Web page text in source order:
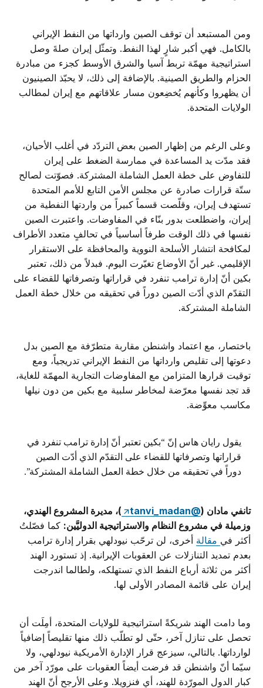
ومن المستبعد أن توقف الصين وارداتها من النفط الإيراني
بالكامل. فهي أكبر شارٍ لهذا النفط. وتمثّل إيران صلةَ وصل
استراتيجية مهمّة تربط آسيا والشرق الأوسط كجزء من مبادرة
الحزام والطريق الصينية. بالإضافة إلى ذلك، لا يحبّذ الصينيون
أن يظهروا وكأنهم يُخضِعون مسار علاقاتهم مع إيران لمطالب
الولايات المتحدة.
وعلى الرغم من إظهار الصين بعض التردّد في أغلب الأحيان،
فقد مدّت يد المساعدة في ممارسة الضغط على إيران
للتفاوض على خطة العمل الشاملة المشتركة. فصوّتت لصالح
ستّة قرارات صادرة عن مجلس الأمن التابع للأمم المتحدة
تستهدف إيران، وقلّصت قسماً كبيراً من واردتها النفطية من
إيران، واضطلعت بدور بنّاء في المفاوضات. واعتبرت الصين
نفسها في ذلك الوقت طرفاً أساسياً في تحالفٍ متعدد الأطراف
لمكافحة انتشار الأسلحة النووية والمحافظة على الاستقرار
الإقليمي. غير أنّ الأوضاع تغيّرت اليوم. فبدلاً من ذلك، تعتبر
بكين أنّ إدارة ترامب تنفرد في قراراتها وتصرفاتها للقضاء على
التقدّم الذي أدّت الصين دوراً في تحقيقه من خلال خطة العمل
الشاملة المشتركة.
باختصار، مع اعتماد واشنطن مقاربة متطرّفة مع الصين بدل
دعوتها إلى تقليص وارداتها من النفط الإيراني تدريجياً، ومع
توقيت قرارها المتزامن مع المفاوضات التجارية المهمّة للغاية،
قد تجد نفسها معرّضة لمخاطر سلبية مع بكين من دون نيلها
مكاسب معوِّضة.
يقول رايان هاس إنّ “بكين تعتبر أنّ إدارة ترامب تنفرد في
قراراتها وتصرفاتها للقضاء على التقدّم الذي أدّت الصين
دوراً في تحقيقه من خلال خطة العمل الشاملة المشتركة”.
تانفي مادان (@tanvi_madan
)، مديرة المشروع الهندي،
وزميلة في مشروع النظام والاستراتيجية الدوليَّين: كما فصّلتُ
أكثر في مقالة أخرى، لن ترحّب نيودلهي بقرار إدارة ترامب
بعدم تمديد التنازلات عن العقوبات الإيرانية. إذ تستورد الهند
أكثر من ثلاثة أرباع النفط الذي تستهلكه، ولطالما اندرجت
إيران على قائمة المصادر الأولى لها.
وما دامت الهند شريكةً استراتيجية للولايات المتحدة، أمِلَت أن
تحصل على تنازل آخر، حتّى لو تطلّب ذلك منها تقليصاً إضافياً
لوارداتها. بالتالي، سيزعج قرار الإدارة الأمريكية نيودلهي، ولا
سيّما أنّ واشنطن قد فرضت أيضاً العقوبات على مورّد آخر من
كبار الدول المورّدة للهند، أي فنزويلا. وعلى الأرجح أنّ الهند